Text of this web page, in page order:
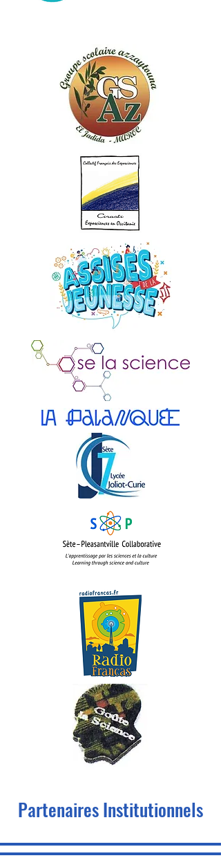
Partenaires Institutionnels